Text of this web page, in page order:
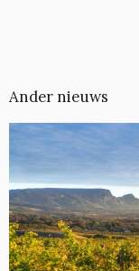
Ander nieuws